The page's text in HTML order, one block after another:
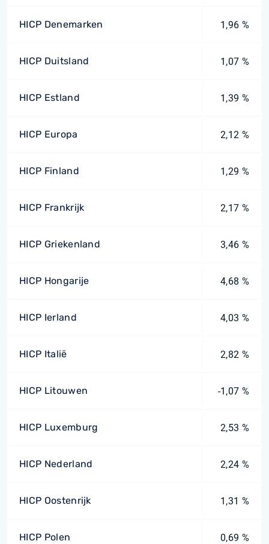
HICP Denemarken 1,96 %
HICP Duitsland 1,07 %
HICP Estland 1,39 %
HICP Europa 2,12 %
HICP Finland 1,29 %
HICP Frankrijk 2,17 %
HICP Griekenland 3,46 %
HICP Hongarije 4,68 %
HICP Ierland 4,03 %
HICP Italië 2,82 %
HICP Litouwen -1,07 %
HICP Luxemburg 2,53 %
HICP Nederland 2,24 %
HICP Oostenrijk 1,31 %
HICP Polen 0,69 %